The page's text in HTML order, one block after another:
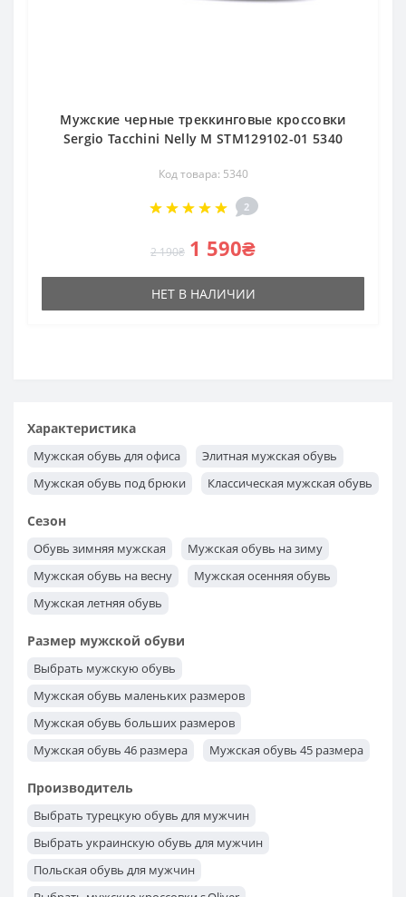
Мужские черные треккинговые кроссовки
Sergio Tacchini Nelly M STM129102-01 5340
Код товара: 5340
2
2 190₴ 1 590₴
НЕТ В НАЛИЧИИ
Характеристика
Мужская обувь для офиса
Элитная мужская обувь
Мужская обувь под брюки
Классическая мужская обувь
Сезон
Обувь зимняя мужская
Мужская обувь на зиму
Мужская обувь на весну
Мужская осенняя обувь
Мужская летняя обувь
Размер мужской обуви
Выбрать мужскую обувь
Мужская обувь маленьких размеров
Мужская обувь больших размеров
Мужская обувь 46 размера
Мужская обувь 45 размера
Производитель
Выбрать турецкую обувь для мужчин
Выбрать украинскую обувь для мужчин
Польская обувь для мужчин